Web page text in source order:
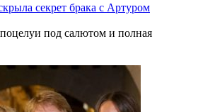
секрет брака с Артуром
под салютом и полная